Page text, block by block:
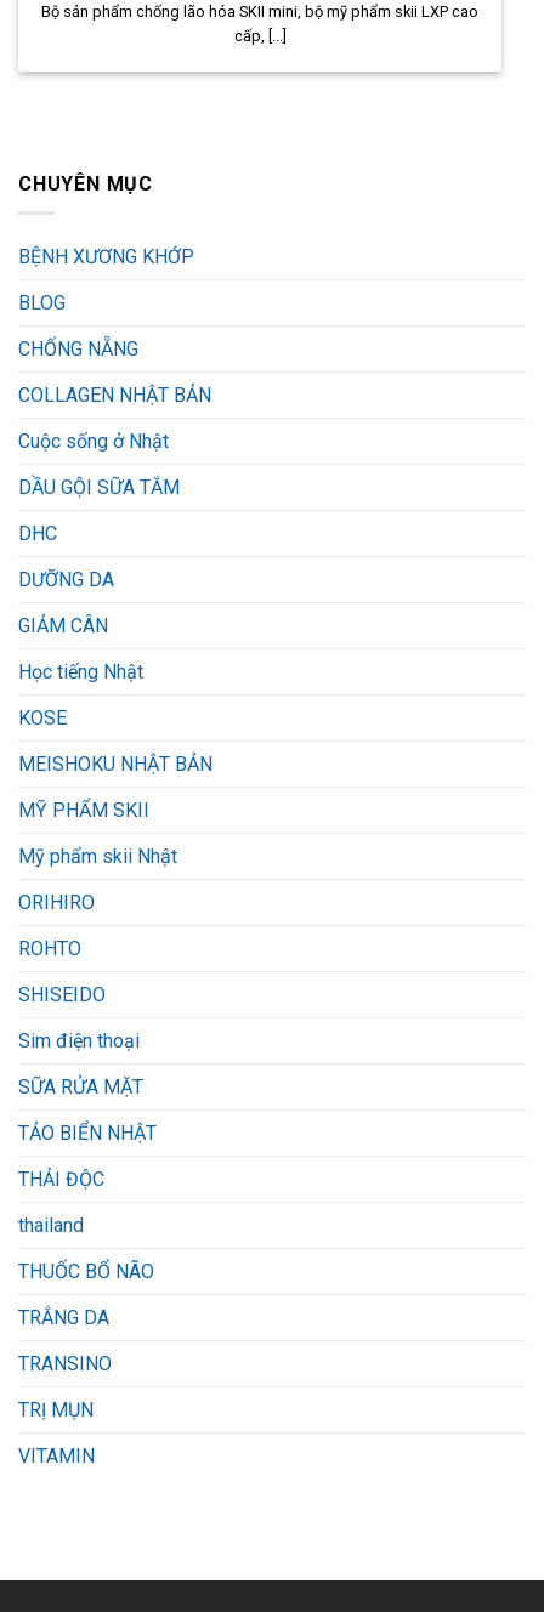
Bộ sản phẩm chống lão hóa SKII mini, bộ mỹ phẩm skii LXP cao
cấp, [...]
CHUYÊN MỤC
BỆNH XƯƠNG KHỚP
BLOG
CHỐNG NẴNG
COLLAGEN NHẬT BẢN
Cuộc sống ở Nhật
DẦU GỘI SỮA TẮM
DHC
DƯỠNG DA
GIẢM CÂN
Học tiếng Nhật
KOSE
MEISHOKU NHẬT BẢN
MỸ PHẨM SKII
Mỹ phẩm skii Nhật
ORIHIRO
ROHTO
SHISEIDO
Sim điện thoại
SỮA RỬA MẶT
TẢO BIỂN NHẬT
THẢI ĐỘC
thailand
THUỐC BỔ NÃO
TRẮNG DA
TRANSINO
TRỊ MỤN
VITAMIN